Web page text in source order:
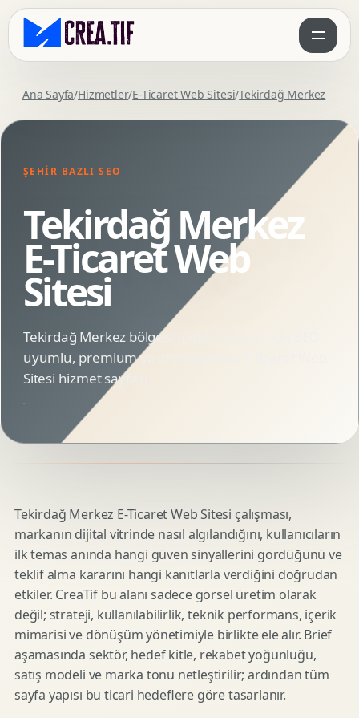
Ana Sayfa/Hizmetler/E-Ticaret Web Sitesi/Tekirdağ Merkez
ŞEHIR BAZLI SEO
Tekirdağ Merkez
E-Ticaret Web
Sitesi
Tekirdağ Merkez bölgesindeki markalar için SEO
uyumlu, premium ve animasyonlu E-Ticaret Web
Sitesi hizmet sayfası.
Tekirdağ Merkez E-Ticaret Web Sitesi çalışması,
markanın dijital vitrinde nasıl algılandığını, kullanıcıların
ilk temas anında hangi güven sinyallerini gördüğünü ve
teklif alma kararını hangi kanıtlarla verdiğini doğrudan
etkiler. CreaTif bu alanı sadece görsel üretim olarak
değil; strateji, kullanılabilirlik, teknik performans, içerik
mimarisi ve dönüşüm yönetimiyle birlikte ele alır. Brief
aşamasında sektör, hedef kitle, rekabet yoğunluğu,
satış modeli ve marka tonu netleştirilir; ardından tüm
sayfa yapısı bu ticari hedeflere göre tasarlanır.